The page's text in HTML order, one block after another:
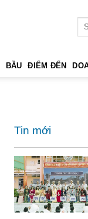
BẦU ĐIỂM ĐẾN
Tin mới